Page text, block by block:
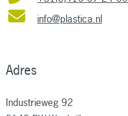
info@plastica.nl
Adres
Industrieweg 92